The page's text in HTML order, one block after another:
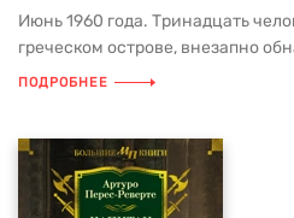
Июнь 1960 года. Тринадцать
греческом острове, внезапно
ПОДРОБНЕЕ